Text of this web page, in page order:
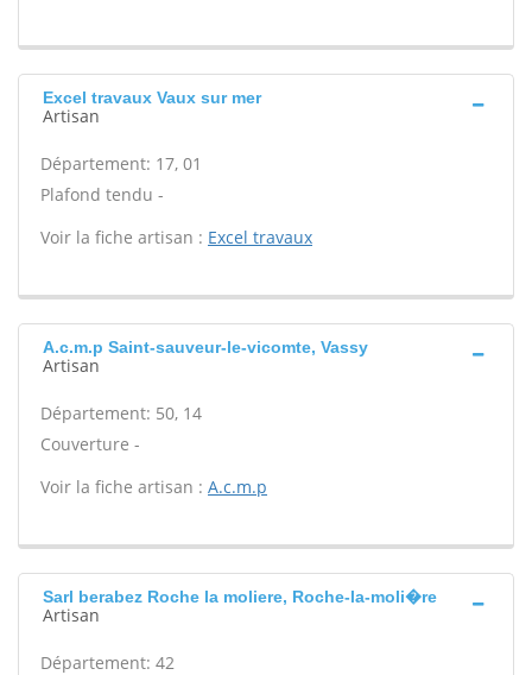
Excel travaux Vaux sur mer
Artisan
Département: 17, 01
Plafond tendu -
Voir la fiche artisan : Excel travaux
A.c.m.p Saint-sauveur-le-vicomte, Vassy
Artisan
Département: 50, 14
Couverture -
Voir la fiche artisan : A.c.m.p
Sarl berabez Roche la moliere, Roche-la-moli�re
Artisan
Département: 42